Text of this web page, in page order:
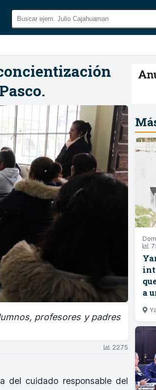
profesores y padres
2275
del cuidado responsable del
a